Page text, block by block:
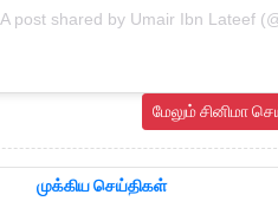
A post shared by Umair Ibn Lateef
மேலும் சினிமா
முக்கிய செய்திகள்